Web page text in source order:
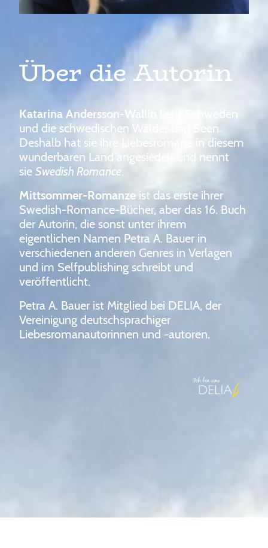
Über die Autorin
Katarina Andersson-Wallin
liebt Schweden
und die schwedischen Wälder und Seen.
Deshalb hat sie ihre Liebesromane in diesem
wunderbaren Land angesiedelt und nennt
sie Swedish Romance.
Mittsommer-Romanze ist das erste ihrer
Swedish-Romance-Bücher, aber das 16. Buch
der Autorin, die sonst unter ihrem
eigentlichen Namen Petra A. Bauer in
verschiedenen anderen Genres in Verlagen
und im Selfpublishing schreibt und
veröffentlicht.
Petra A. Bauer ist Mitglied bei DELIA, der
Vereinigung deutschsprachiger
Liebesromanautorinnen und -autoren.